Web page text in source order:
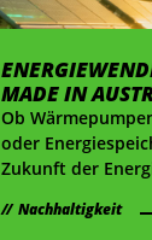
MADE IN
Ob
oder
Zukunft der
Nachhaltigkeit